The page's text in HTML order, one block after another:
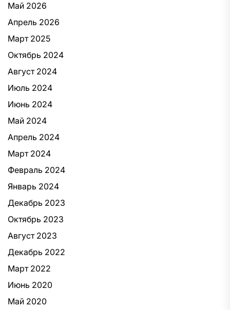
Май 2026
Апрель 2026
Март 2025
Октябрь 2024
Август 2024
Июль 2024
Июнь 2024
Май 2024
Апрель 2024
Март 2024
Февраль 2024
Январь 2024
Декабрь 2023
Октябрь 2023
Август 2023
Декабрь 2022
Март 2022
Июнь 2020
Май 2020